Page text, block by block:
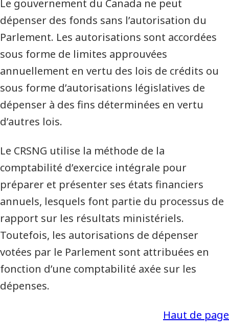
Le gouvernement du Canada ne peut
dépenser des fonds sans l’autorisation du
Parlement. Les autorisations sont accordées
sous forme de limites approuvées
annuellement en vertu des lois de crédits ou
sous forme d’autorisations législatives de
dépenser à des fins déterminées en vertu
d’autres lois.
Le CRSNG utilise la méthode de la
comptabilité d’exercice intégrale pour
préparer et présenter ses états financiers
annuels, lesquels font partie du processus de
rapport sur les résultats ministériels.
Toutefois, les autorisations de dépenser
votées par le Parlement sont attribuées en
fonction d’une comptabilité axée sur les
dépenses.
Haut de page